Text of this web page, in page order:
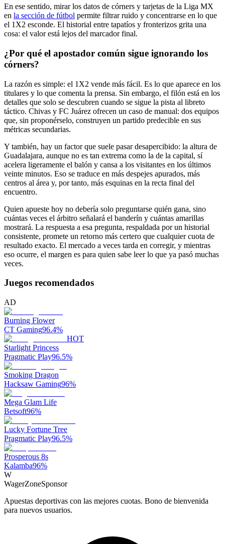
En ese sentido, mirar los datos de córners y tarjetas de la Liga MX
en la sección de fútbol permite filtrar ruido y concentrarse en lo que
el 1X2 esconde. El historial entre tapatíos y fronterizos grita una
cosa: el valor está lejos del marcador final.
¿Por qué el apostador común sigue ignorando los
córners?
La razón es simple: el 1X2 vende más fácil. Es lo que aparece en los
titulares y lo que comenta la prensa. Sin embargo, el filón está en los
detalles que solo se descubren cuando se sigue la pista al libreto
táctico. Chivas y FC Juárez ofrecen un caso de manual: dos equipos
que, sin proponérselo, construyen un partido predecible en sus
métricas secundarias.
Y también, hay un factor que suele pasar desapercibido: la altura de
Guadalajara, aunque no es tan extrema como la de la capital, sí
acelera ligeramente el balón y cansa a los visitantes en los últimos
veinte minutos. Eso se traduce en más despejes apurados, más
centros al área y, por tanto, más esquinas en la recta final del
encuentro.
Quien apueste hoy no debería solo preguntarse quién gana, sino
cuántas veces el árbitro señalará el banderín y cuántas amarillas
mostrará. La respuesta a esa pregunta, respaldada por un historial
consistente, promete un retorno más certero que cualquier cuota de
resultado exacto. El mercado a veces tarda en corregir, y mientras
eso ocurre, el margen es para quien sabe leer lo que ya pasó muchas
veces.
Juegos recomendados
AD
Burning Flower
CT Gaming96.4%
HOT
Starlight Princess
Pragmatic Play96.5%
Smoking Dragon
Hacksaw Gaming96%
Mega Glam Life
Betsoft96%
Lucky Fortune Tree
Pragmatic Play96.5%
Prosperous 8s
Kalamba96%
W
WagerZoneSponsor
Apuestas deportivas con las mejores cuotas. Bono de bienvenida
para nuevos usuarios.